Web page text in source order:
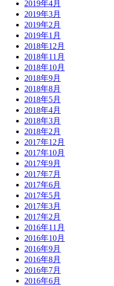
2019年4月
2019年3月
2019年2月
2019年1月
2018年12月
2018年11月
2018年10月
2018年9月
2018年8月
2018年5月
2018年4月
2018年3月
2018年2月
2017年12月
2017年10月
2017年9月
2017年7月
2017年6月
2017年5月
2017年3月
2017年2月
2016年11月
2016年10月
2016年9月
2016年8月
2016年7月
2016年6月